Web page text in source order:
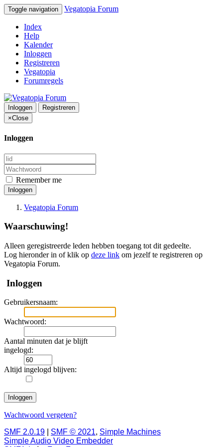
Toggle navigation Vegatopia Forum
Index
Help
Kalender
Inloggen
Registreren
Vegatopia
Forumregels
Inloggen
Registreren
×Close
Inloggen
Remember me
Inloggen
Vegatopia Forum
Waarschuwing!
Alleen geregistreerde leden hebben toegang tot dit gedeelte.
Log hieronder in of klik op deze link om jezelf te registreren op
Vegatopia Forum.
Inloggen
Gebruikersnaam:
Wachtwoord:
Aantal minuten dat je blijft
ingelogd:
Altijd ingelogd blijven:
Wachtwoord vergeten?
SMF 2.0.19
SMF © 2021, Simple Machines
Simple Audio Video Embedder